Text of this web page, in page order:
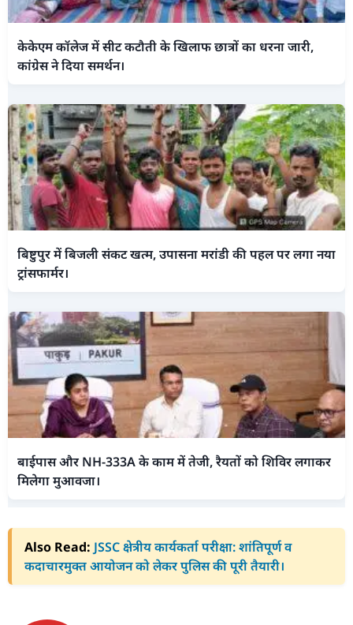
केकेएम कॉलेज में सीट कटौती के खिलाफ छात्रों का धरना जारी,
कांग्रेस ने दिया समर्थन।
बिष्टुपुर में बिजली संकट खत्म, उपासना मरांडी की पहल पर लगा नया
ट्रांसफार्मर।
बाईपास और NH-333A के काम में तेजी, रैयतों को शिविर लगाकर
मिलेगा मुआवजा।
Also Read: JSSC क्षेत्रीय कार्यकर्ता परीक्षा: शांतिपूर्ण व
कदाचारमुक्त आयोजन को लेकर पुलिस की पूरी तैयारी।